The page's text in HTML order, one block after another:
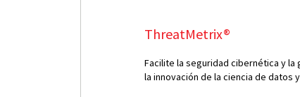
ThreatMetrix®
Facilite la seguridad cibernética y
la innovación de la ciencia de datos